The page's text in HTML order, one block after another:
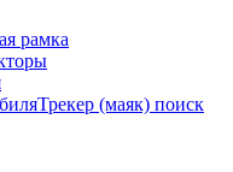
рамка
Трекер (маяк) поиск